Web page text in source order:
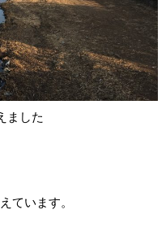
ました
ています。